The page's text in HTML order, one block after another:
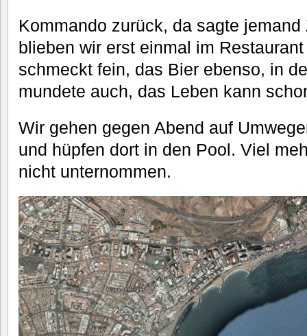
Kommando zurück, da sagte
blieben wir erst einmal im
schmeckt fein, das Bier ebenso, in
mundete auch, das Leben kann
Wir gehen gegen Abend auf
und hüpfen dort in den Pool. Viel
nicht unternommen.